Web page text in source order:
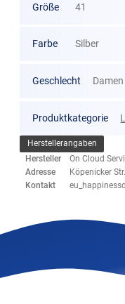
Größe 41
Farbe Silber
Geschlecht Damen
Produktkategorie
Herstellerangaben
Hersteller
On Cloud
Adresse
Köpenicker
Kontakt